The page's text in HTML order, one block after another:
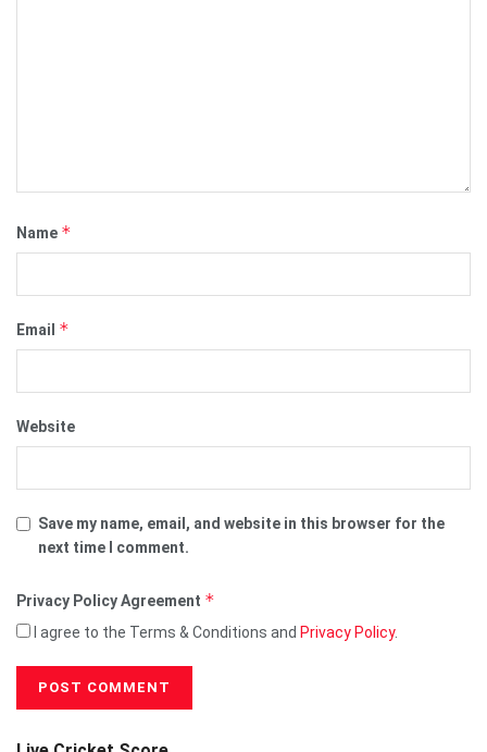
Name *
Email *
Website
Save my name, email, and website in this browser for the
next time I comment.
Privacy Policy Agreement *
I agree to the Terms & Conditions and Privacy Policy.